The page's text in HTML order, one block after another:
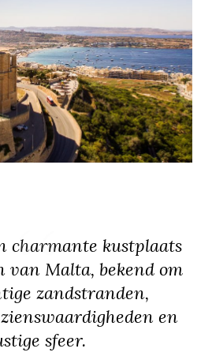
charmante kustplaats
van Malta, bekend om
zandstranden,
en
sfeer.